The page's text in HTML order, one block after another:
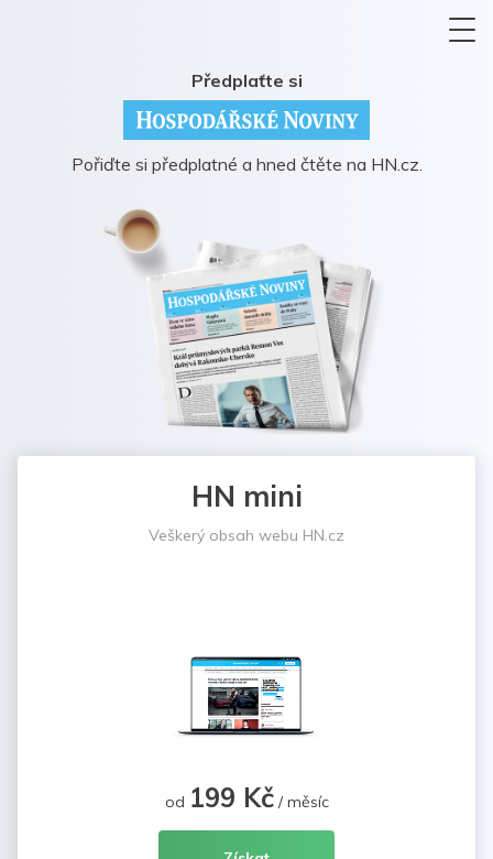
Předplaťte si
Pořiďte si předplatné a hned čtěte na HN.cz.
HN mini
Veškerý obsah webu HN.cz
od 199 Kč/ měsíc